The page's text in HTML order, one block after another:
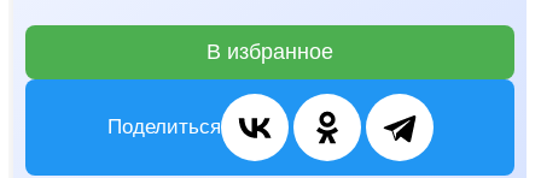
В избранное
Поделиться